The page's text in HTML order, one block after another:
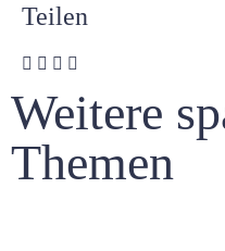
Teilen
Weitere
Themen